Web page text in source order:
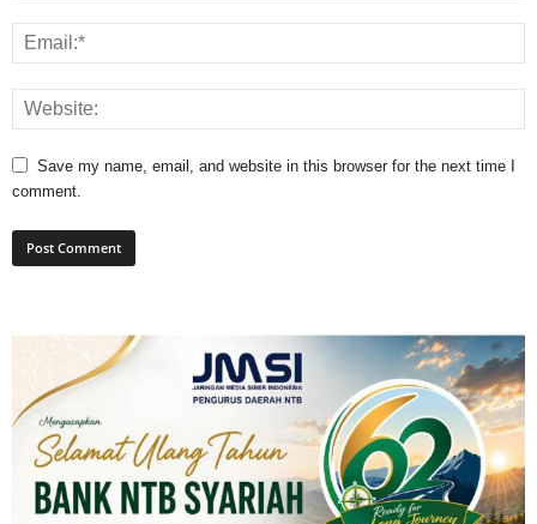
Save my name, email, and website in this browser for the next time I
comment.